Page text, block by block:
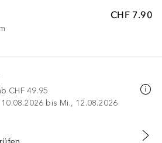
CHF 7.90
CHF 49.95
bis Mi., 12.08.2026